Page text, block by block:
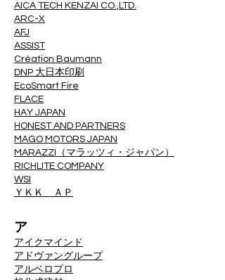
AICA TECH KENZAI CO.,LTD.
ARC-X
AFJ
ASSIST
Création Baumann
DNP 大日本印刷
EcoSmart Fire
FLACE
HAY JAPAN
HONEST AND PARTNERS
MAGO MOTORS JAPAN
MARAZZI（マラッツィ・ジャパン）
RICHLITE COMPANY
WSI
ＹＫＫ ＡＰ
ア
アイクマインド
アドヴァングループ
アルベロプロ